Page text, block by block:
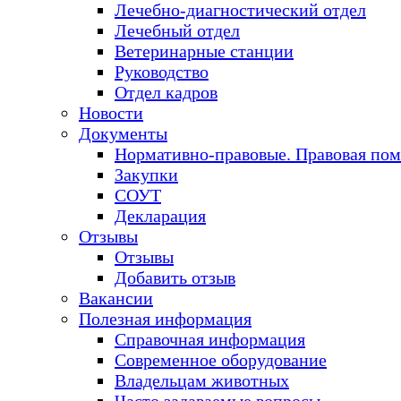
Лечебно-диагностический отдел
Лечебный отдел
Ветеринарные станции
Руководство
Отдел кадров
Новости
Документы
Нормативно-правовые. Правовая
Закупки
СОУТ
Декларация
Отзывы
Отзывы
Добавить отзыв
Вакансии
Полезная информация
Справочная информация
Современное оборудование
Владельцам животных